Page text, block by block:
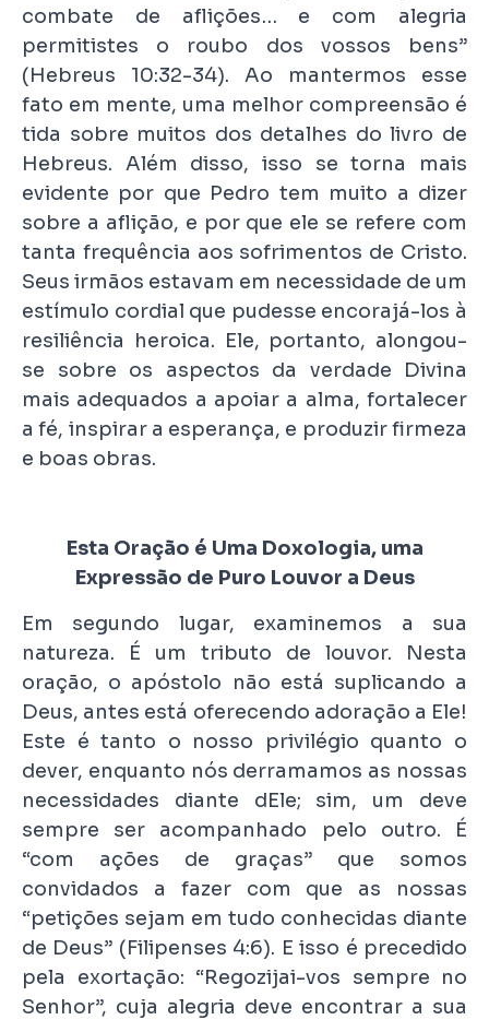
combate de aflições… e com alegria
permitistes o roubo dos vossos bens”
(Hebreus 10:32-34). Ao mantermos esse
fato em mente, uma melhor compreensão é
tida sobre muitos dos detalhes do livro de
Hebreus. Além disso, isso se torna mais
evidente por que Pedro tem muito a dizer
sobre a aflição, e por que ele se refere com
tanta frequência aos sofrimentos de Cristo.
Seus irmãos estavam em necessidade de um
estímulo cordial que pudesse encorajá-los à
resiliência heroica. Ele, portanto, alongou-
se sobre os aspectos da verdade Divina
mais adequados a apoiar a alma, fortalecer
a fé, inspirar a esperança, e produzir firmeza
e boas obras.
Esta Oração é Uma Doxologia, uma
Expressão de Puro Louvor a Deus
Em segundo lugar, examinemos a sua
natureza. É um tributo de louvor. Nesta
oração, o apóstolo não está suplicando a
Deus, antes está oferecendo adoração a Ele!
Este é tanto o nosso privilégio quanto o
dever, enquanto nós derramamos as nossas
necessidades diante dEle; sim, um deve
sempre ser acompanhado pelo outro. É
“com ações de graças” que somos
convidados a fazer com que as nossas
“petições sejam em tudo conhecidas diante
de Deus” (Filipenses 4:6). E isso é precedido
pela exortação: “Regozijai-vos sempre no
Senhor”, cuja alegria deve encontrar a sua